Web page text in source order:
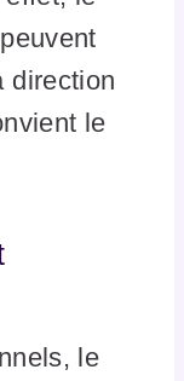
direction
le
le